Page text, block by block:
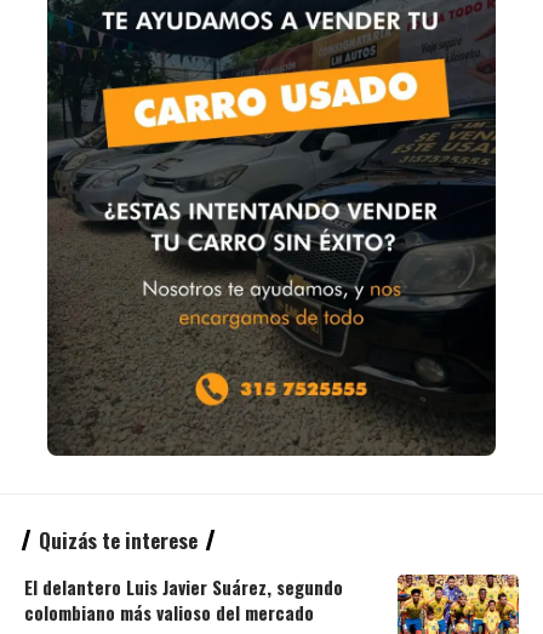
Quizás te interese
El delantero Luis Javier Suárez, segundo
colombiano más valioso del mercado